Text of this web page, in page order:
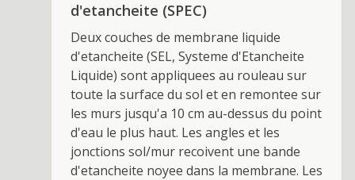
d'etancheite (SPEC)
Deux couches de membrane liquide
d'etancheite (SEL, Systeme d'Etancheite
Liquide) sont appliquees au rouleau sur
toute la surface du sol et en remontee sur
les murs jusqu'a 10 cm au-dessus du point
d'eau le plus haut. Les angles et les
jonctions sol/mur recoivent une bande
d'etancheite noyee dans la membrane. Les